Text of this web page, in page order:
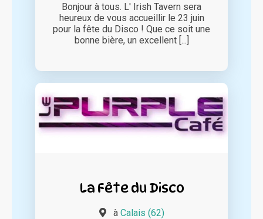
Bonjour à tous. L' Irish Tavern sera
heureux de vous accueillir le 23 juin
pour la fête du Disco ! Que ce soit une
bonne bière, un excellent [...]
La Fête du Disco
à Calais (62)